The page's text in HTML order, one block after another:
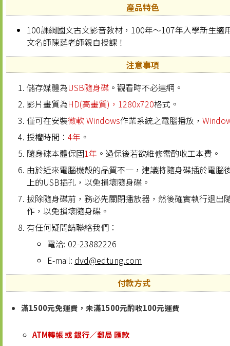
產品特色
100課綱國文古文影音教材，100年～107年入學新生適
文名師陳莛老師親自授課！
注意事項
儲存媒體為USB隨身碟 。觀看時不必連網。
影片畫質為HD(高畫質)，1280x720格式。
僅可在安裝微軟 Windows作業系統之電腦播放，
授權時間： 4年 。
隨身碟本體保固1年 。過保後若欲維修需酌收工本費。
由於近來電腦機殼的品質不一，建議將隨身碟插於電腦
上的USB插孔，以免損壞隨身碟。
拔除隨身碟前，務必先關閉播放器，然後確實執行退出
作，以免損壞隨身碟。
有任何疑問請聯絡我們：
電洽: 02-23882226
E-mail: dvd@edtung.com
付款方式
滿1500元免運費，未滿1500元酌收100元運費
ATM轉帳 或 銀行／郵局 匯款